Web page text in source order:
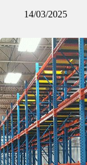
14/03/2025